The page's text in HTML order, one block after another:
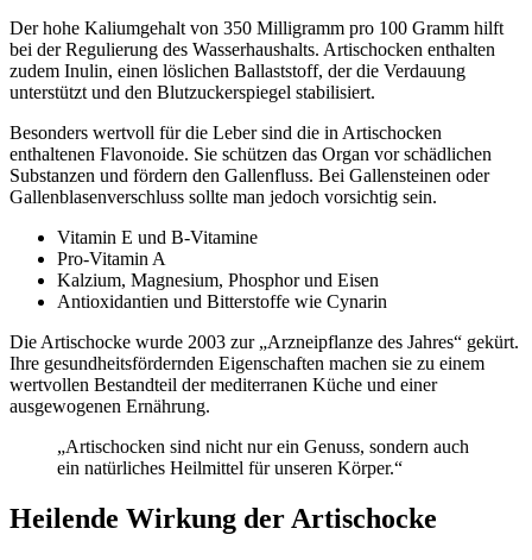
Der hohe Kaliumgehalt von 350 Milligramm pro 100 Gramm hilft
bei der Regulierung des Wasserhaushalts. Artischocken enthalten
zudem Inulin, einen löslichen Ballaststoff, der die Verdauung
unterstützt und den Blutzuckerspiegel stabilisiert.
Besonders wertvoll für die Leber sind die in Artischocken
enthaltenen Flavonoide. Sie schützen das Organ vor schädlichen
Substanzen und fördern den Gallenfluss. Bei Gallensteinen oder
Gallenblasenverschluss sollte man jedoch vorsichtig sein.
Vitamin E und B-Vitamine
Pro-Vitamin A
Kalzium, Magnesium, Phosphor und Eisen
Antioxidantien und Bitterstoffe wie Cynarin
Die Artischocke wurde 2003 zur „Arzneipflanze des Jahres“ gekürt.
Ihre gesundheitsfördernden Eigenschaften machen sie zu einem
wertvollen Bestandteil der mediterranen Küche und einer
ausgewogenen Ernährung.
„Artischocken sind nicht nur ein Genuss, sondern auch
ein natürliches Heilmittel für unseren Körper.“
Heilende Wirkung der Artischocke